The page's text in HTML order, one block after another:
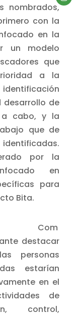
nombrados,
con la
en la
un modelo
que
a la
desarrollo de
a cabo, y la
que de
por la
en
para
Bita.
Com
destacar
personas
estarían
en el
de
control,